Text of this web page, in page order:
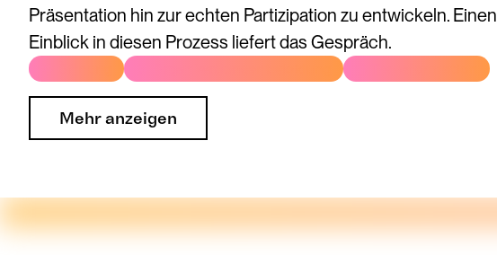
Präsentation hin zur echten Partizipation zu entwickeln. Einen
Einblick in diesen Prozess liefert das Gespräch.
Mehr anzeigen